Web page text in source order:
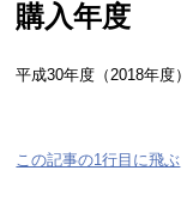
購入年度
平成30年度（2018年度）
この記事の1行目に飛ぶ